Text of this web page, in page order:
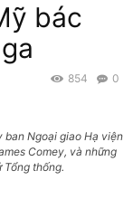
bác
0
854
ban Ngoại giao Hạ viện
Comey, và những
thống.